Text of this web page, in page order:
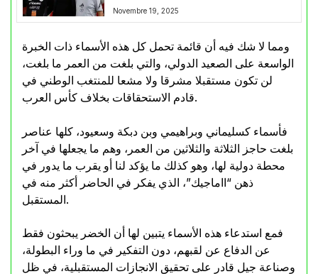
Novembre 19, 2025
ومما لا شك فيه أن قائمة تحمل كل هذه الأسماء ذات الخبرة
الواسعة على الصعيد الدولي، والتي بلغت من العمر ما بلغت،
لن تكون مستقبلا مشرقا ولا مشعا للمنتغب الوطني في
قادم الاستحقاقات بخلاف كأس العرب.
فأسماء كسليماني وبراهيمي وبن دبكة وسعيود، كلها عناصر
بلغت حاجز الثلاثة والثلاثين من العمر، وهم ما يجعلها في آخر
محطة دولية لها، وهو كذلك ما يؤكد لنا أو يقرب ما يدور في
ذهن “ااماجيك”، الذي يفكر في الحاضر أكثر منه في
المستقبل.
فمع استدعاء هذه الأسماء يتبين لها أن الخضر يبحثون فقط
عن الدفاع عن لقبهم، دون التفكير في ما وراء البطولة،
وصناعة جيل قادر على تحقيق الانجازات المستقبلية، في ظل